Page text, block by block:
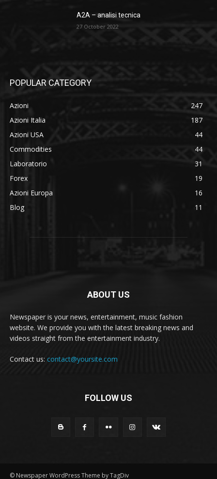
A2A – analisi tecnica
27 October 2022
POPULAR CATEGORY
Azioni
247
Azioni Italia
187
Azioni USA
44
Commodities
44
Laboratorio
31
Forex
19
Azioni Europa
16
Blog
11
ABOUT US
Newspaper is your news, entertainment, music fashion
website. We provide you with the latest breaking news and
videos straight from the entertainment industry.
Contact us: contact@yoursite.com
FOLLOW US
© Newspaper WordPress Theme by TagDiv